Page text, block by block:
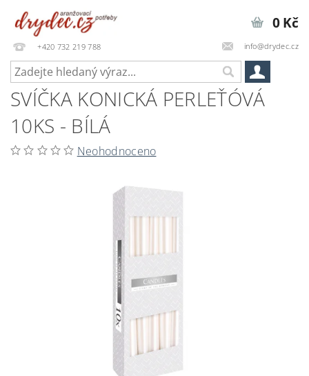
+420 732 219 788 info@drydec.cz
0 Kč
SVÍČKA KONICKÁ PERLEŤÓVÁ
10KS - BÍLÁ
Neohodnoceno